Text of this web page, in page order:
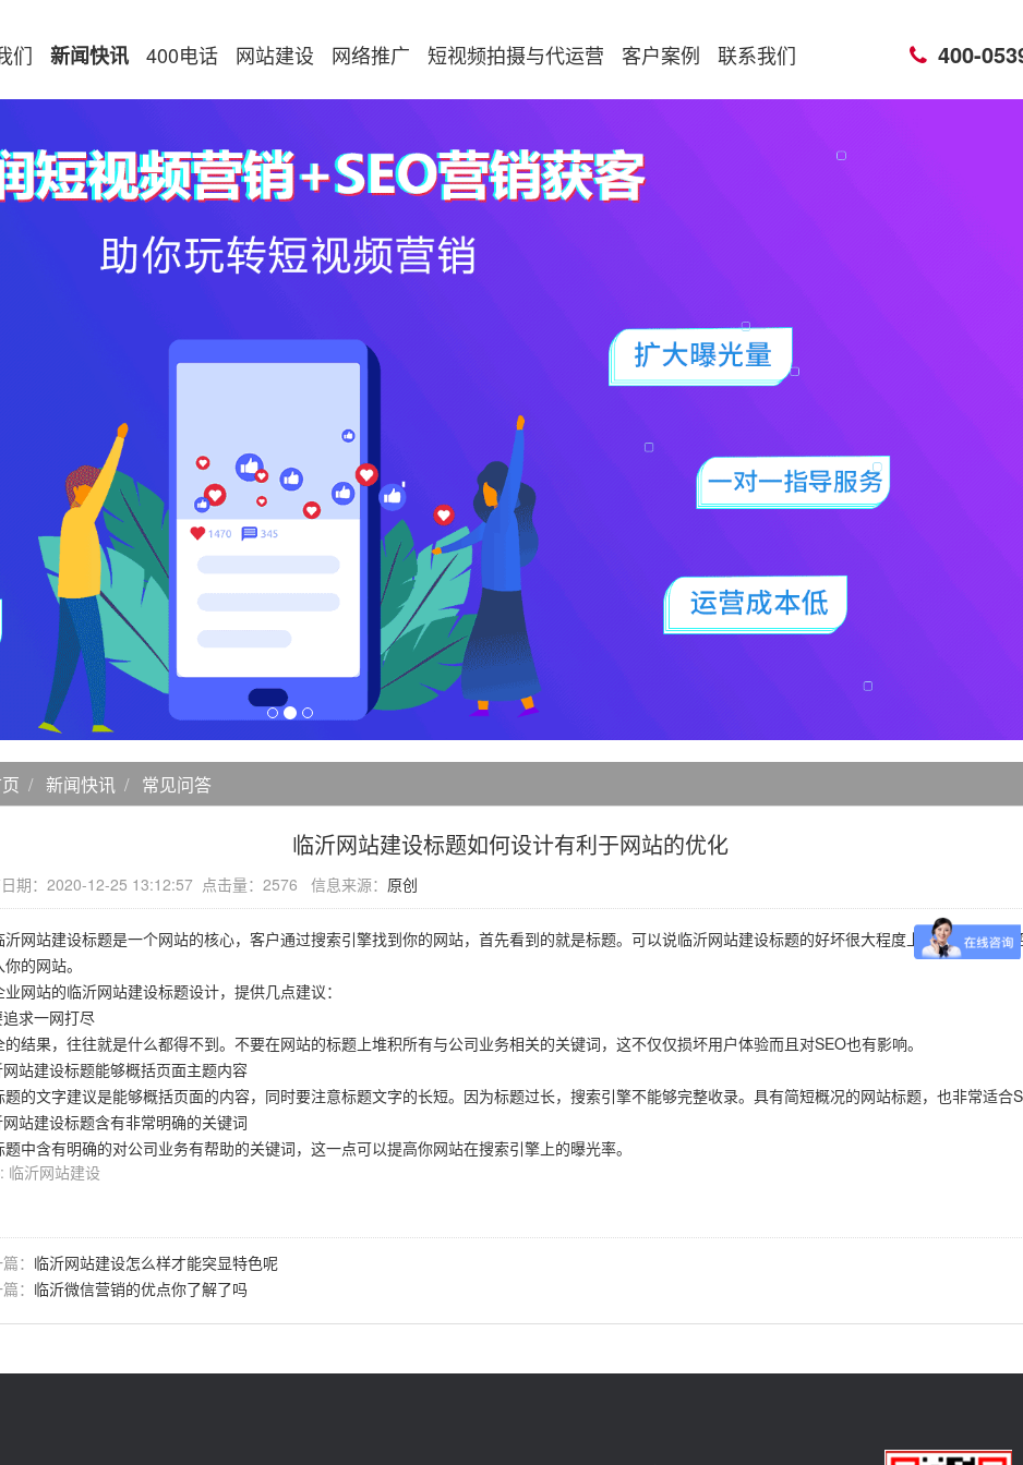
们 新闻快讯 400电话 网站建设 网络推广 短视频拍摄与代运营 客户案例 联系我们 400-
新闻快讯 常见问答
临沂网站建设标题如何设计有利于网站的优化
期：2020-12-25 13:12:57 点击量：2576 信息来源： 原创
站建设标题是一个网站的核心，客户通过搜索引擎找到你的网站，首先看到的就是标题。可以说临沂网站建设标题的好坏很大程度上决定了客户是
的网站。
业网站的临沂网站建设标题设计，提供几点建议：
求一网打尽
的结果，往往就是什么都得不到。不要在网站的标题上堆积所有与公司业务相关的关键词，这不仅仅损坏用户体验而且对SEO也有影响。
站建设标题能够概括页面主题内容
题的文字建议是能够概括页面的内容，同时要注意标题文字的长短。因为标题过长，搜索引擎不能够完整收录。具有简短概况的网站标题，也非常适合
站建设标题含有非常明确的关键词
题中含有明确的对公司业务有帮助的关键词，这一点可以提高你网站在搜索引擎上的曝光率。
临沂网站建设
： 临沂网站建设怎么样才能突显特色呢
： 临沂微信营销的优点你了解了吗